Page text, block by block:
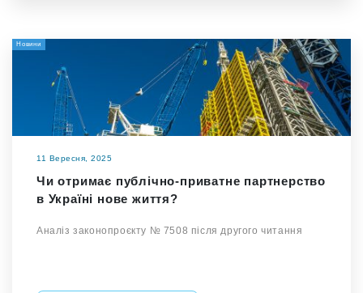
Новини
11 Вересня, 2025
Чи отримає публічно-приватне партнерство
в Україні нове життя?
Аналіз законопроєкту № 7508 після другого читання